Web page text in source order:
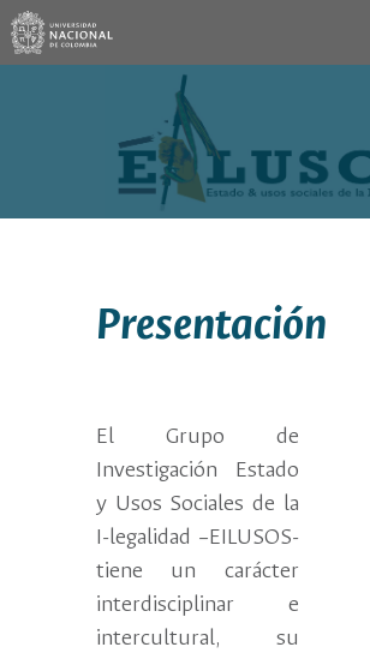
Presentación
El Grupo de
Investigación Estado
y Usos Sociales de la
I-legalidad –EILUSOS-
tiene un carácter
interdisciplinar e
intercultural, su